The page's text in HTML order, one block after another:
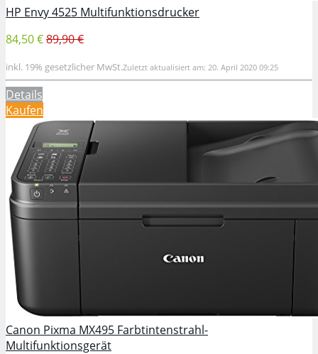
HP Envy 4525 Multifunktionsdrucker
84,50 €89,90 €
inkl. 19% gesetzlicher MwSt.Zuletzt aktualisiert am: 20. April 2020 09:25
Details
Kaufen
Canon Pixma MX495 Farbtintenstrahl-
Multifunktionsgerät